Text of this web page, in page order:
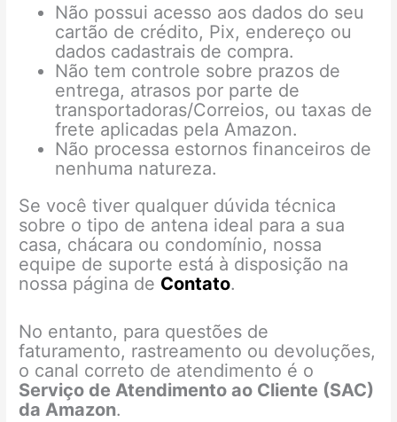
Não possui acesso aos dados do seu
cartão de crédito, Pix, endereço ou
dados cadastrais de compra.
Não tem controle sobre prazos de
entrega, atrasos por parte de
transportadoras/Correios, ou taxas de
frete aplicadas pela Amazon.
Não processa estornos financeiros de
nenhuma natureza.
Se você tiver qualquer dúvida técnica
sobre o tipo de antena ideal para a sua
casa, chácara ou condomínio, nossa
equipe de suporte está à disposição na
nossa página de Contato.
No entanto, para questões de
faturamento, rastreamento ou devoluções,
o canal correto de atendimento é o
Serviço de Atendimento ao Cliente (SAC)
da Amazon.